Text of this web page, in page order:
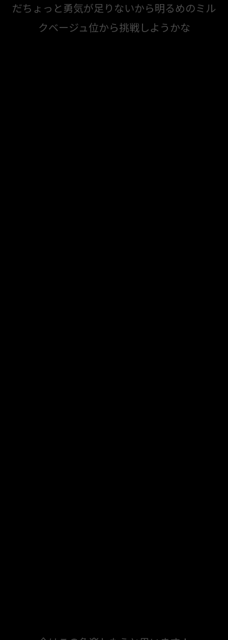
だちょっと勇気が足りないから明るめのミル
クベージュ位から挑戦しようかな